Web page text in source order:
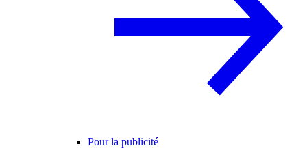
Pour la publicité